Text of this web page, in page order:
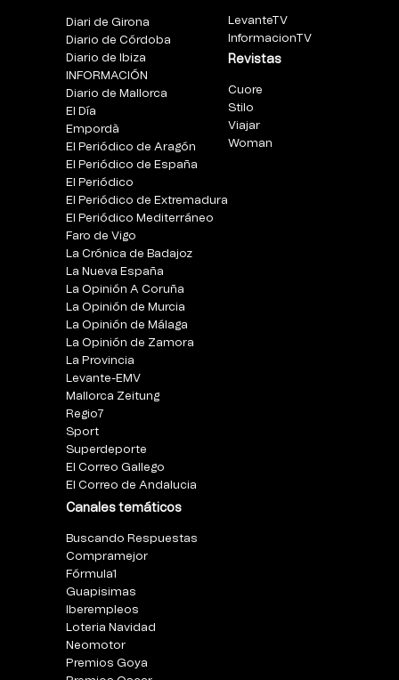
Diari de Girona
Diario de Córdoba
Diario de Ibiza
INFORMACIÓN
Diario de Mallorca
El Día
Empordà
El Periódico de Aragón
El Periódico de España
El Periódico
El Periódico de Extremadura
El Periódico Mediterráneo
Faro de Vigo
La Crónica de Badajoz
La Nueva España
La Opinión A Coruña
La Opinión de Murcia
La Opinión de Málaga
La Opinión de Zamora
La Provincia
Levante-EMV
Mallorca Zeitung
Regio7
Sport
Superdeporte
El Correo Gallego
El Correo de Andalucia
Canales temáticos
Buscando Respuestas
Compramejor
Fórmula1
Guapisimas
Iberempleos
Loteria Navidad
Neomotor
Premios Goya
LevanteTV
InformacionTV
Revistas
Cuore
Stilo
Viajar
Woman